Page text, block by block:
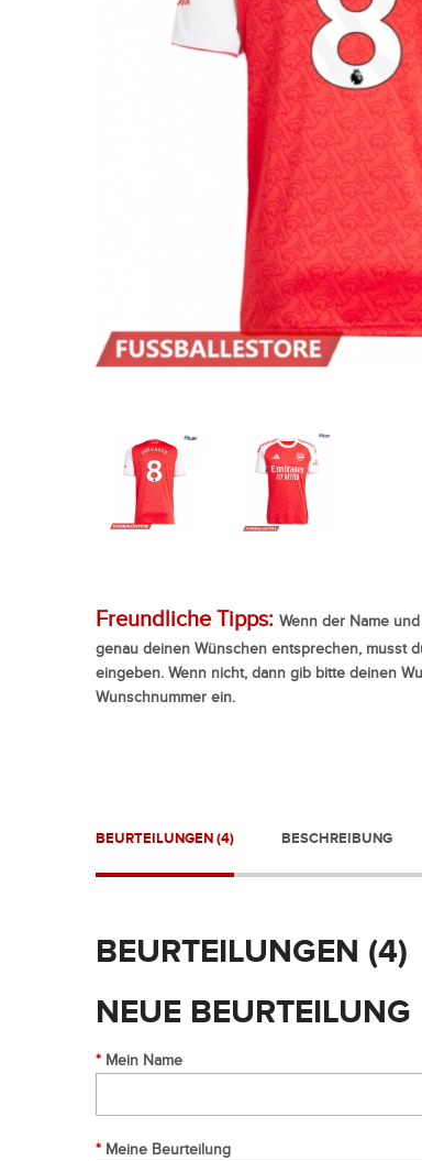
Freundliche Tipps: Wenn der Name
genau deinen Wünschen entsprechen, musst
eingeben. Wenn nicht, dann gib bitte deinen
Wunschnummer ein.
BEURTEILUNGEN (4) BESCHREIBUNG
BEURTEILUNGEN (4)
NEUE BEURTEILUNG
Mein Name
Meine Beurteilung